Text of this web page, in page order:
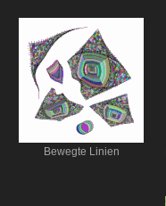
Bewegte Linien